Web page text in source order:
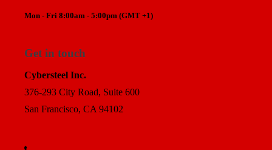
Mon - Fri 8:00am - 5:00pm (GMT +1)
Get in touch
Cybersteel Inc.
376-293 City Road, Suite 600
San Francisco, CA 94102